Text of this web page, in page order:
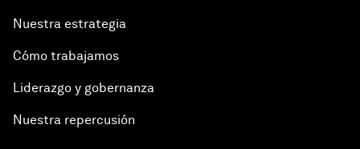
Nuestra estrategia
Cómo trabajamos
Liderazgo y gobernanza
Nuestra repercusión